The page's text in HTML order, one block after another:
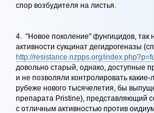
спор возбудителя на листья.
4. "Новое поколение" фунгицидов, так
активности сукцинат дегидрогеназы
http://resistance.nzpps.org/
довольно старый, однако, доступные
и не позволяли контролировать
рубеже нового тысячелетия, бы
препарата Pristine), представляющий
с отличным активностью против